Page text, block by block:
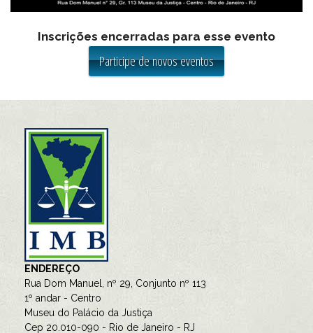
Inscrições encerradas para esse evento
ENDEREÇO
Rua Dom Manuel, nº 29, Conjunto nº 113
1º andar - Centro
Museu do Palácio da Justiça
Cep 20.010-090 - Rio de Janeiro - RJ